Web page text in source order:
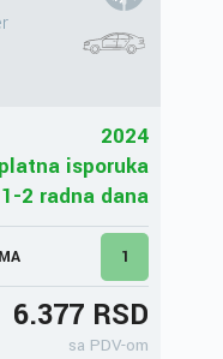
2024
isporuka
1-2 radna dana
1
6.377 RSD
sa PDV-om